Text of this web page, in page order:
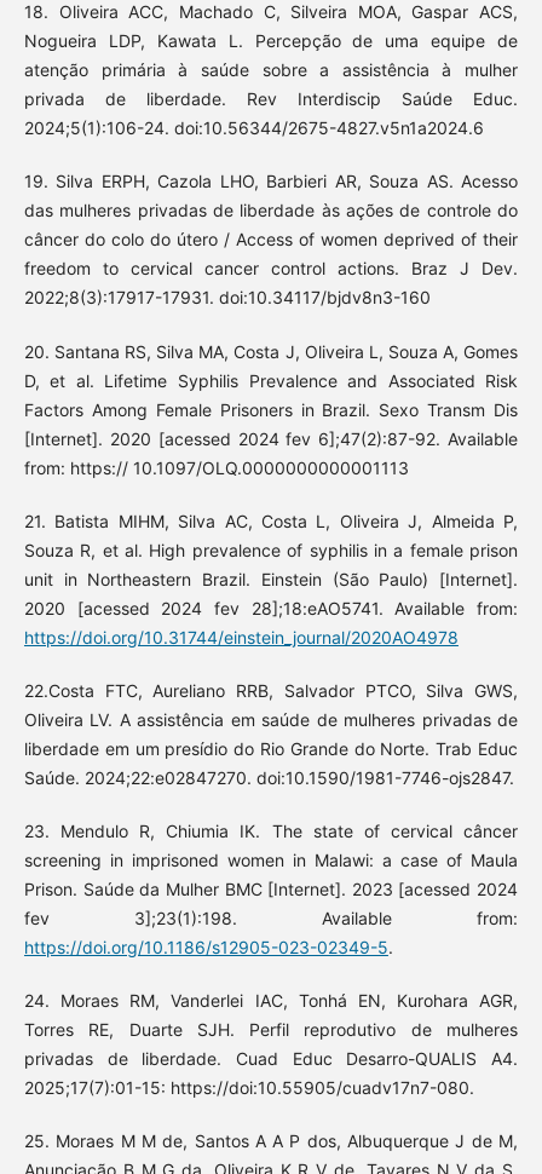
18. Oliveira ACC, Machado C, Silveira MOA, Gaspar ACS,
Nogueira LDP, Kawata L. Percepção de uma equipe de
atenção primária à saúde sobre a assistência à mulher
privada de liberdade. Rev Interdiscip Saúde Educ.
2024;5(1):106-24. doi:10.56344/2675-4827.v5n1a2024.6
19. Silva ERPH, Cazola LHO, Barbieri AR, Souza AS. Acesso
das mulheres privadas de liberdade às ações de controle do
câncer do colo do útero / Access of women deprived of their
freedom to cervical cancer control actions. Braz J Dev.
2022;8(3):17917-17931. doi:10.34117/bjdv8n3-160
20. Santana RS, Silva MA, Costa J, Oliveira L, Souza A, Gomes
D, et al. Lifetime Syphilis Prevalence and Associated Risk
Factors Among Female Prisoners in Brazil. Sexo Transm Dis
[Internet]. 2020 [acessed 2024 fev 6];47(2):87-92. Available
from: https:// 10.1097/OLQ.0000000000001113
21. Batista MIHM, Silva AC, Costa L, Oliveira J, Almeida P,
Souza R, et al. High prevalence of syphilis in a female prison
unit in Northeastern Brazil. Einstein (São Paulo) [Internet].
2020 [acessed 2024 fev 28];18:eAO5741. Available from:
https://doi.org/10.31744/einstein_journal/2020AO4978
22.Costa FTC, Aureliano RRB, Salvador PTCO, Silva GWS,
Oliveira LV. A assistência em saúde de mulheres privadas de
liberdade em um presídio do Rio Grande do Norte. Trab Educ
Saúde. 2024;22:e02847270. doi:10.1590/1981-7746-ojs2847.
23. Mendulo R, Chiumia IK. The state of cervical câncer
screening in imprisoned women in Malawi: a case of Maula
Prison. Saúde da Mulher BMC [Internet]. 2023 [acessed 2024
fev 3];23(1):198. Available from:
https://doi.org/10.1186/s12905-023-02349-5.
24. Moraes RM, Vanderlei IAC, Tonhá EN, Kurohara AGR,
Torres RE, Duarte SJH. Perfil reprodutivo de mulheres
privadas de liberdade. Cuad Educ Desarro-QUALIS A4.
2025;17(7):01-15: https://doi:10.55905/cuadv17n7-080.
25. Moraes M M de, Santos A A P dos, Albuquerque J de M,
Anunciação B M G da, Oliveira K R V de, Tavares N V da S.